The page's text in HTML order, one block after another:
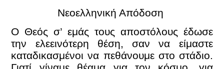
Νεοελληνική Απόδοση
Ο Θεός σ’ εμάς τους αποστόλους έδωσε
την ελεεινότερη θέση, σαν να είμαστε
καταδικασμένοι να πεθάνουμε στο στάδιο.